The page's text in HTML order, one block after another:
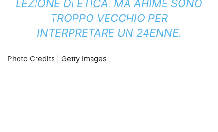
LEZIONE DI ETICA. MA AHIMÉ SONO
TROPPO VECCHIO PER
INTERPRETARE UN 24ENNE.
Photo Credits | Getty Images